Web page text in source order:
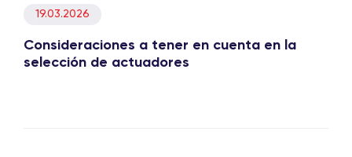
19.03.2026
Consideraciones a tener en cuenta en la
selección de actuadores